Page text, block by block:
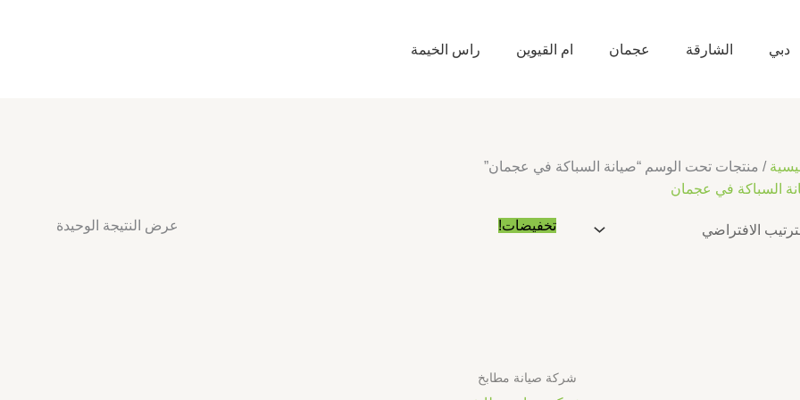
دبي الشارقة عجمان ام القيوين راس الخيمة
/ منتجات تحت الوسم “صيانة السباكة في عجمان”
السباكة في عجمان
عرض النتيجة الوحيدة تخفيضات!
شركة صيانة مطابخ
السعر
الأصلي